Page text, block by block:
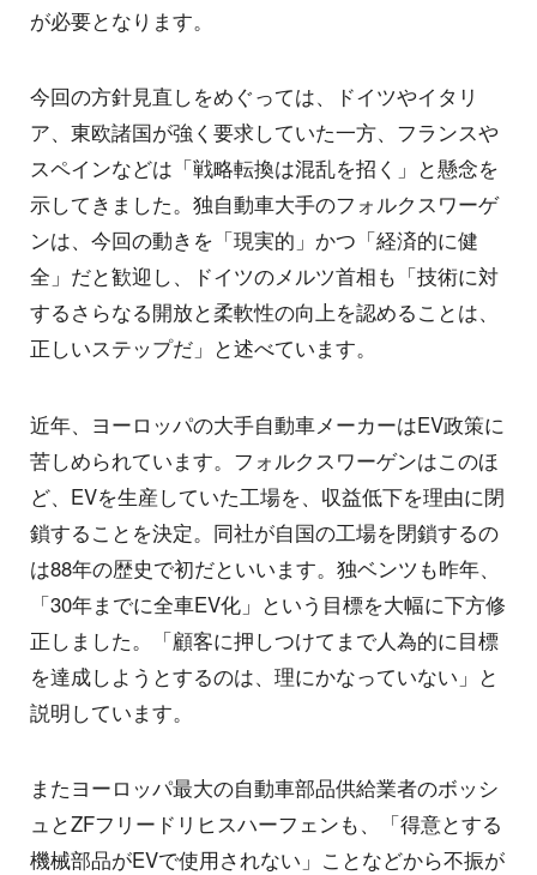
が必要となります。
今回の方針見直しをめぐっては、ドイツやイタリ
ア、東欧諸国が強く要求していた一方、フランスや
スペインなどは「戦略転換は混乱を招く」と懸念を
示してきました。独自動車大手のフォルクスワーゲ
ンは、今回の動きを「現実的」かつ「経済的に健
全」だと歓迎し、ドイツのメルツ首相も「技術に対
するさらなる開放と柔軟性の向上を認めることは、
正しいステップだ」と述べています。
近年、ヨーロッパの大手自動車メーカーはEV政策に
苦しめられています。フォルクスワーゲンはこのほ
ど、EVを生産していた工場を、収益低下を理由に閉
鎖することを決定。同社が自国の工場を閉鎖するの
は88年の歴史で初だといいます。独ベンツも昨年、
「30年までに全車EV化」という目標を大幅に下方修
正しました。「顧客に押しつけてまで人為的に目標
を達成しようとするのは、理にかなっていない」と
説明しています。
またヨーロッパ最大の自動車部品供給業者のボッシ
ュとZFフリードリヒスハーフェンも、「得意とする
機械部品がEVで使用されない」ことなどから不振が